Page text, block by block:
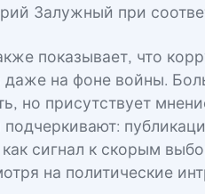
Залужный при
показывает, что
даже на фоне войны.
но присутствует
подчеркивают:
сигнал к скорым
на политические